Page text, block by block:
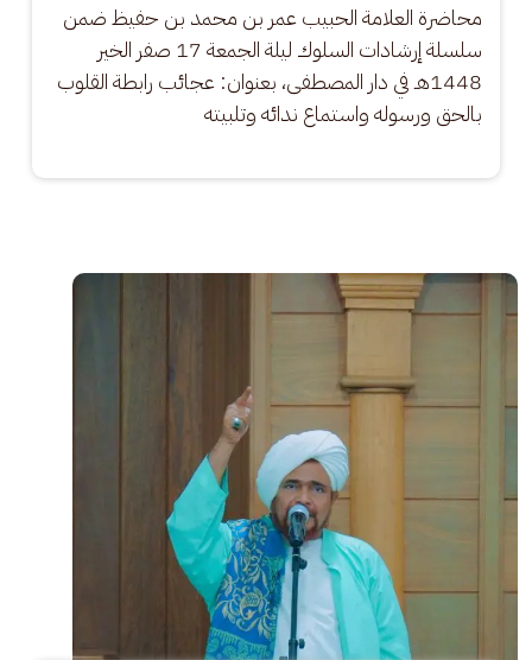
محاضرة العلامة الحبيب عمر بن محمد بن حفيظ ضمن
سلسلة إرشادات السلوك ليلة الجمعة 17 صفر الخير
1448هـ في دار المصطفى، بعنوان: عجائب رابطة القلوب
بالحق ورسوله واستماع ندائه وتلبيته
الصورة